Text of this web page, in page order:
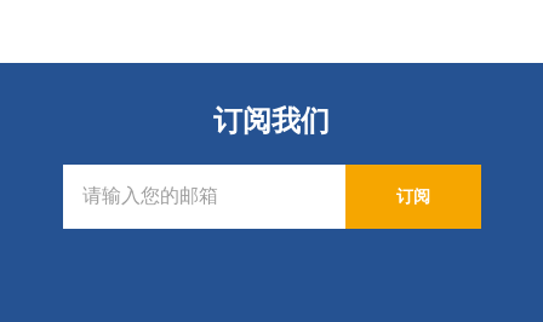
订阅我们
订阅